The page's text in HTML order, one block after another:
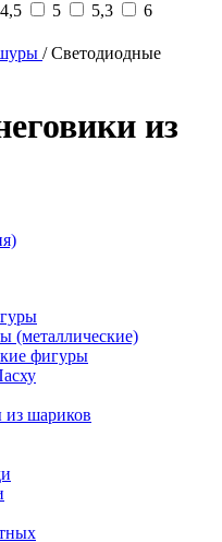
4,5 5 5,3 6
/Светодиодные
из
(металлические)
фигуры
шариков